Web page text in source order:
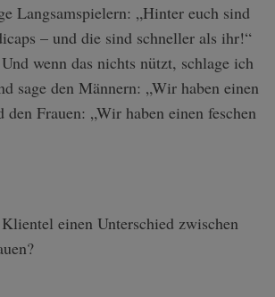
Langsamspielern: „Hinter euch sind
– und die sind schneller als ihr!“
wenn das nichts nützt, schlage ich
sage den Männern: „Wir haben einen
Frauen: „Wir haben einen feschen
einen Unterschied zwischen